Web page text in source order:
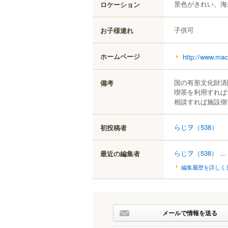
ロケーション 景色がきれい、
お子様連れ 子供可
ホームページ http://
備考
国の有形文化財
喫茶を利用すれ
相談すれば施設
初投稿者 らじヲ （538）
最近の編集者 らじヲ （538） ...
編集履歴を詳しく
メールで情報を送る